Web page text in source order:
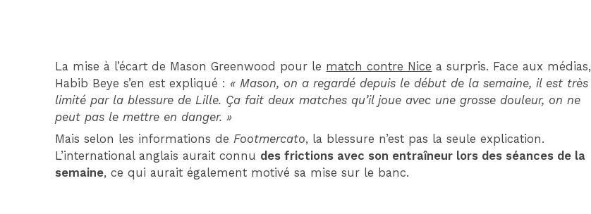
La mise à l’écart de Mason Greenwood pour le match contre Nice a surpris. Face aux médias,
Habib Beye s’en est expliqué : « Mason, on a regardé depuis le début de la semaine, il est très
limité par la blessure de Lille. Ça fait deux matches qu’il joue avec une grosse douleur, on ne
peut pas le mettre en danger. »
Mais selon les informations de Footmercato, la blessure n’est pas la seule explication.
L’international anglais aurait connu des frictions avec son entraîneur lors des séances de la
semaine, ce qui aurait également motivé sa mise sur le banc.